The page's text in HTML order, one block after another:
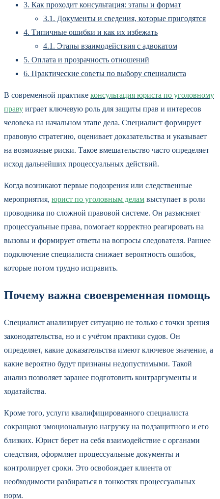
3. Как проходит консультация: этапы и формат
3.1. Документы и сведения, которые пригодятся
4. Типичные ошибки и как их избежать
4.1. Этапы взаимодействия с адвокатом
5. Оплата и прозрачность отношений
6. Практические советы по выбору специалиста
В современной практике консультация юриста по уголовному
праву играет ключевую роль для защиты прав и интересов
человека на начальном этапе дела. Специалист формирует
правовую стратегию, оценивает доказательства и указывает
на возможные риски. Такое вмешательство часто определяет
исход дальнейших процессуальных действий.
Когда возникают первые подозрения или следственные
мероприятия, юрист по уголовным делам выступает в роли
проводника по сложной правовой системе. Он разъясняет
процессуальные права, помогает корректно реагировать на
вызовы и формирует ответы на вопросы следователя. Раннее
подключение специалиста снижает вероятность ошибок,
которые потом трудно исправить.
Почему важна своевременная помощь
Специалист анализирует ситуацию не только с точки зрения
законодательства, но и с учётом практики судов. Он
определяет, какие доказательства имеют ключевое значение, а
какие вероятно будут признаны недопустимыми. Такой
анализ позволяет заранее подготовить контраргументы и
ходатайства.
Кроме того, услуги квалифицированного специалиста
сокращают эмоциональную нагрузку на подзащитного и его
близких. Юрист берет на себя взаимодействие с органами
следствия, оформляет процессуальные документы и
контролирует сроки. Это освобождает клиента от
необходимости разбираться в тонкостях процессуальных
норм.